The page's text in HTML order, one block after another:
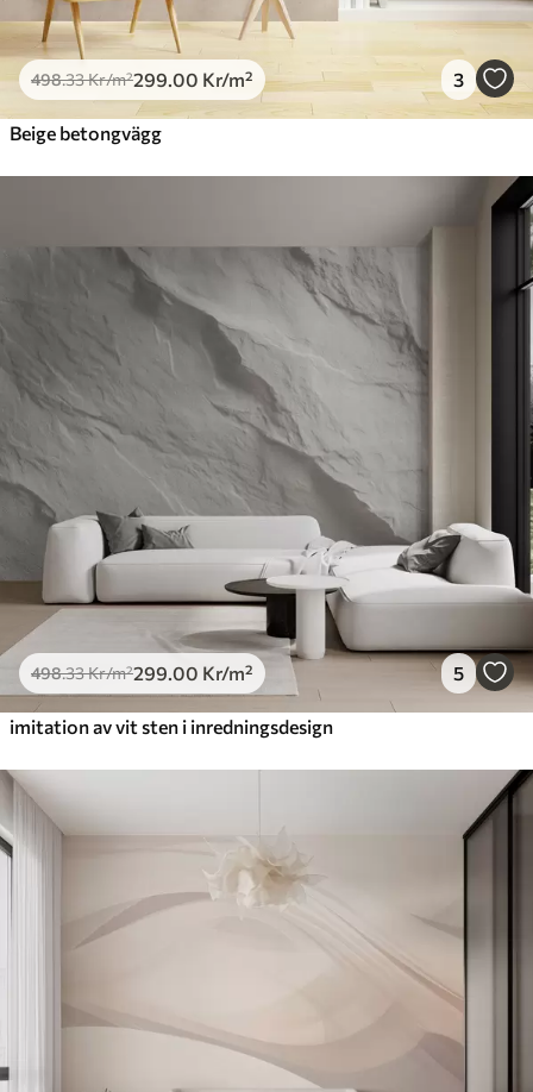
498.33Kr/m²299.00 Kr/m² 3
Beige betongvägg
498.33Kr/m²299.00 Kr/m² 5
imitation av vit sten i inredningsdesign